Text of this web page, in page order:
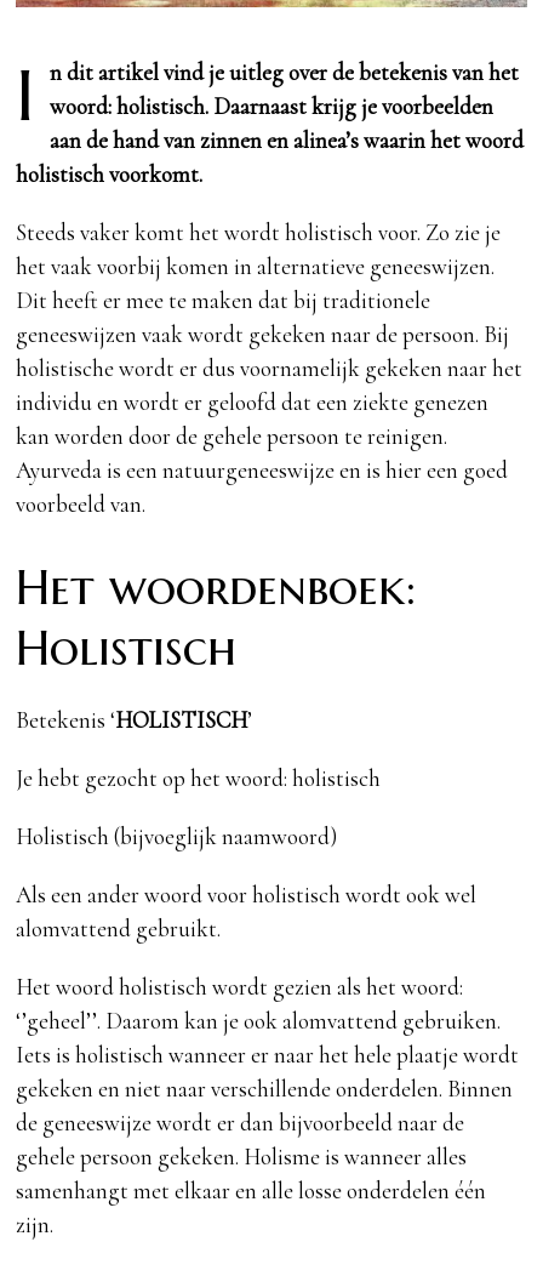
I
n dit artikel vind je uitleg over de betekenis van het
woord: holistisch. Daarnaast krijg je voorbeelden
aan de hand van zinnen en alinea’s waarin het woord
holistisch voorkomt.
Steeds vaker komt het wordt holistisch voor. Zo zie je
het vaak voorbij komen in alternatieve geneeswijzen.
Dit heeft er mee te maken dat bij traditionele
geneeswijzen vaak wordt gekeken naar de persoon. Bij
holistische wordt er dus voornamelijk gekeken naar het
individu en wordt er geloofd dat een ziekte genezen
kan worden door de gehele persoon te reinigen.
Ayurveda is een natuurgeneeswijze en is hier een goed
voorbeeld van.
Het woordenboek:
Holistisch
Betekenis ‘HOLISTISCH’
Je hebt gezocht op het woord: holistisch
Holistisch (bijvoeglijk naamwoord)
Als een ander woord voor holistisch wordt ook wel
alomvattend gebruikt.
Het woord holistisch wordt gezien als het woord:
‘’geheel’’. Daarom kan je ook alomvattend gebruiken.
Iets is holistisch wanneer er naar het hele plaatje wordt
gekeken en niet naar verschillende onderdelen. Binnen
de geneeswijze wordt er dan bijvoorbeeld naar de
gehele persoon gekeken. Holisme is wanneer alles
samenhangt met elkaar en alle losse onderdelen één
zijn.